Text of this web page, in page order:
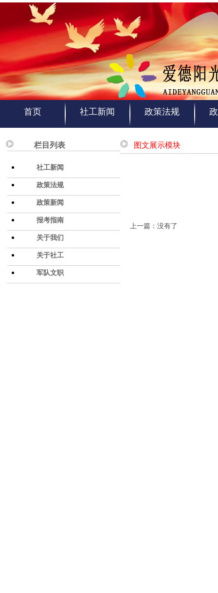
首页 社工新闻 政策法规
栏目列表
社工新闻
政策法规
政策新闻
报考指南
关于我们
关于社工
军队文职
图文展示模块
上一篇：没有了